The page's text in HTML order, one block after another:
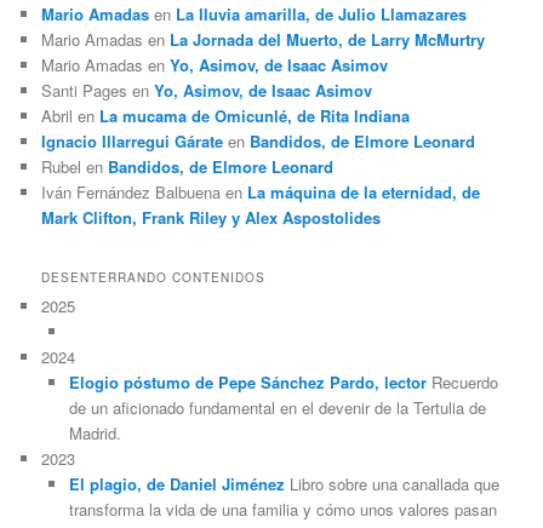
Mario Amadas en La lluvia amarilla, de Julio Llamazares
Mario Amadas en La Jornada del Muerto, de Larry McMurtry
Mario Amadas enYo, Asimov, de Isaac Asimov
Santi Pages enYo, Asimov, de Isaac Asimov
Abril en La mucama de Omicunlé, de Rita Indiana
Ignacio Illarregui Gárate en Bandidos, de Elmore Leonard
Rubel en Bandidos, de Elmore Leonard
Iván Fernández Balbuena en La máquina de la eternidad, de
Mark Clifton, Frank Riley y Alex Aspostolides
DESENTERRANDO CONTENIDOS
2025
2024
Elogio póstumo de Pepe Sánchez Pardo, lectorRecuerdo
de un aficionado fundamental en el devenir de la Tertulia de
Madrid.
2023
El plagio, de Daniel Jiménez Libro sobre una canallada que
transforma la vida de una familia y cómo unos valores pasan